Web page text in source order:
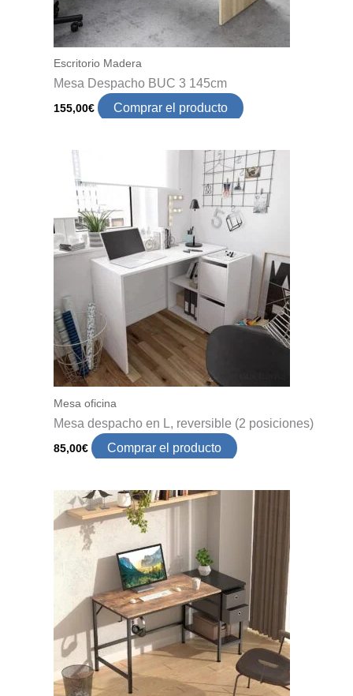
Escritorio Madera
Mesa Despacho BUC 3 145cm
155,00€ Comprar el producto
Mesa oficina
Mesa despacho en L, reversible (2 posiciones)
85,00€ Comprar el producto